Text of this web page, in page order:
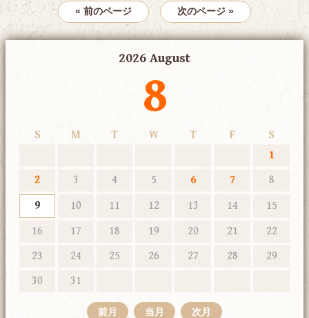
« 前のページ 次のページ »
2026 August
8
S M T W T F
S
1
2
3 4 5 6 7
8
9
10 11 12 13 14
15
16
17 18 19 20 21
22
23
24 25 26 27 28
29
30
31
前月 当月 次月